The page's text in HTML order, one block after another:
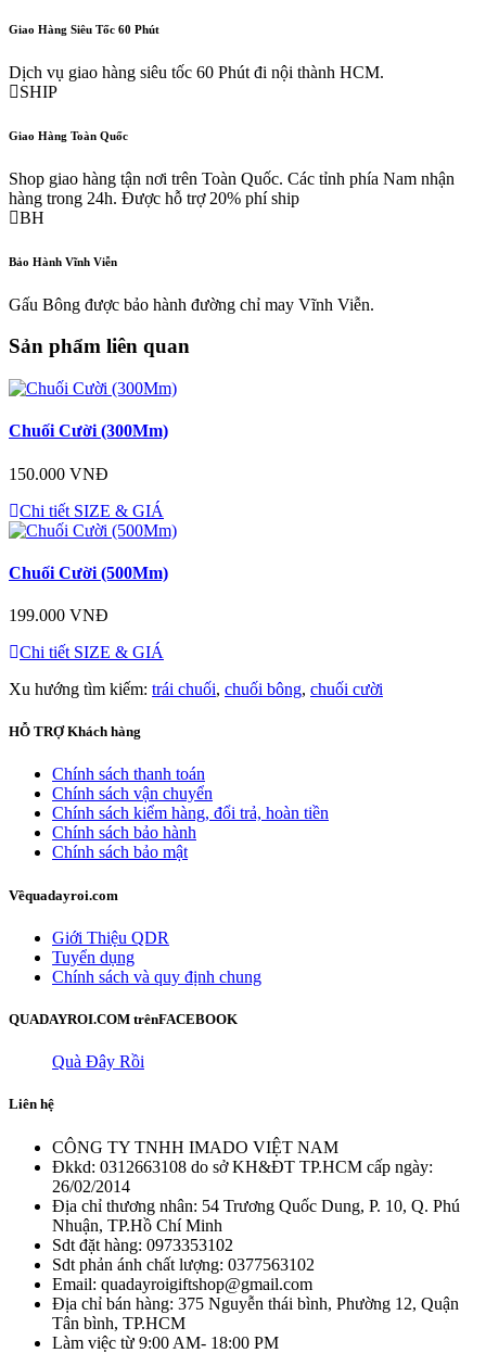
Giao Hàng Siêu Tốc 60 Phút
Dịch vụ giao hàng siêu tốc 60 Phút đi nội thành HCM.
SHIP
Giao Hàng Toàn Quốc
Shop giao hàng tận nơi trên Toàn Quốc. Các tỉnh phía Nam nhận
hàng trong 24h. Được hỗ trợ 20% phí ship
BH
Bảo Hành Vĩnh Viễn
Gấu Bông được bảo hành đường chỉ may Vĩnh Viễn.
Sản phẩm liên quan
Chuối Cười (300Mm)
150.000 VNĐ
Chi tiết SIZE & GIÁ
Chuối Cười (500Mm)
199.000 VNĐ
Chi tiết SIZE & GIÁ
Xu hướng tìm kiếm: trái chuối, chuối bông, chuối cười
HỖ TRỢKhách hàng
Chính sách thanh toán
Chính sách vận chuyển
Chính sách kiểm hàng, đổi trả, hoàn tiền
Chính sách bảo hành
Chính sách bảo mật
Vềquadayroi.com
Giới Thiệu QDR
Tuyển dụng
Chính sách và quy định chung
QUADAYROI.COM trênFACEBOOK
Quà Đây Rồi
Liên hệ
CÔNG TY TNHH IMADO VIỆT NAM
Đkkd: 0312663108 do sở KH&ĐT TP.HCM cấp ngày:
26/02/2014
Địa chỉ thương nhân: 54 Trương Quốc Dung, P. 10, Q. Phú
Nhuận, TP.Hồ Chí Minh
Sdt đặt hàng: 0973353102
Sdt phản ánh chất lượng: 0377563102
Email: quadayroigiftshop@gmail.com
Địa chỉ bán hàng: 375 Nguyễn thái bình, Phường 12, Quận
Tân bình, TP.HCM
Làm việc từ 9:00 AM- 18:00 PM